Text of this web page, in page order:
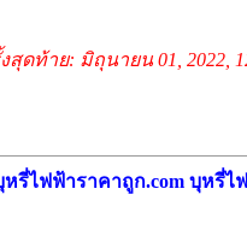
สุดท้าย: มิถุนายน 01, 2022,
หรี่ไฟฟ้าราคาถูก.com บุหรี่ไ